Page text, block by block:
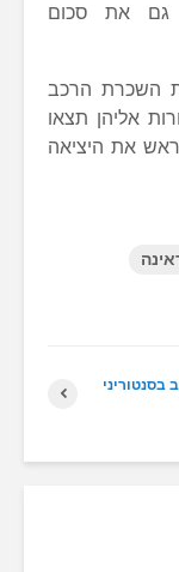
גם את סכום
השכרת הרכב
אליהן תצאו
את היציאה